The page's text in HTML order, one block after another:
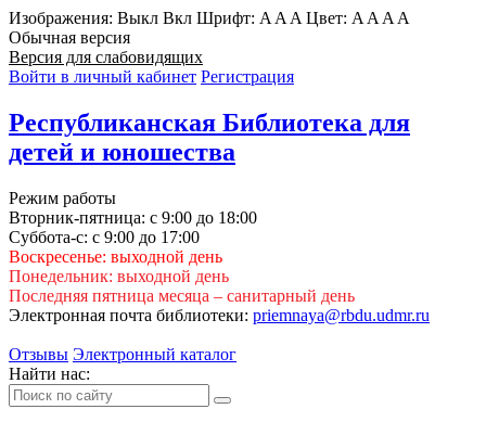
Изображения: Выкл Вкл Шрифт: A A A Цвет: A A A A
Обычная версия
Версия для слабовидящих
Войти в личный кабинет Регистрация
Республиканская Библиотека для
детей и юношества
Режим работы
Вторник-пятница: с 9:00 до 18:00
Суббота-с: с 9:00 до 17:00
Воскресенье: выходной день
Понедельник: выходной день
Последняя пятница месяца – санитарный день
Электронная почта библиотеки: priemnaya@rbdu.udmr.ru
Отзывы Электронный каталог
Найти нас: